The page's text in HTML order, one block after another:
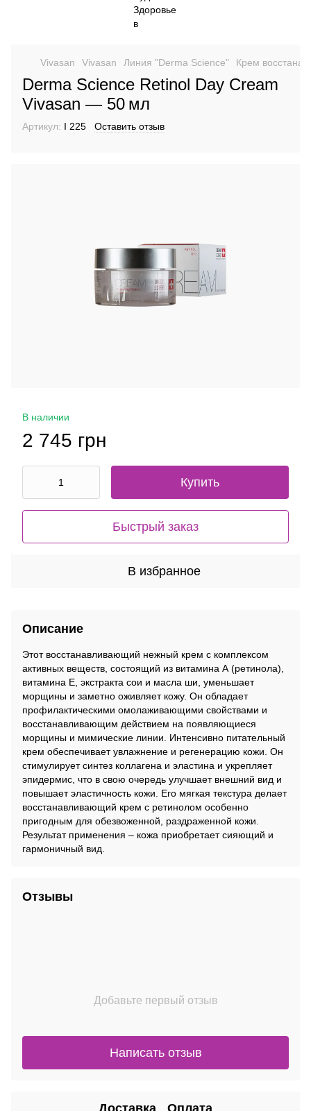
Vivasan Vіvasan Линия "Derma Science" Крем
Derma Science Retinol Day Cream
Vivasan — 50 мл
Артикул: I 225 Оставить отзыв
В наличии
2 745 грн
Купить
Быстрый заказ
В избранное
Описание
Этот восстанавливающий нежный крем с комплексом
активных веществ, состоящий из витамина А (ретинола),
витамина Е, экстракта сои и масла ши, уменьшает
морщины и заметно оживляет кожу. Он обладает
профилактическими омолаживающими свойствами и
восстанавливающим действием на появляющиеся
морщины и мимические линии. Интенсивно питательный
крем обеспечивает увлажнение и регенерацию кожи. Он
стимулирует синтез коллагена и эластина и укрепляет
эпидермис, что в свою очередь улучшает внешний вид и
повышает эластичность кожи. Его мягкая текстура делает
восстанавливающий крем с ретинолом особенно
пригодным для обезвоженной, раздраженной кожи.
Результат применения – кожа приобретает сияющий и
гармоничный вид.
Отзывы
Добавьте первый отзыв
Написать отзыв
Доставка Оплата